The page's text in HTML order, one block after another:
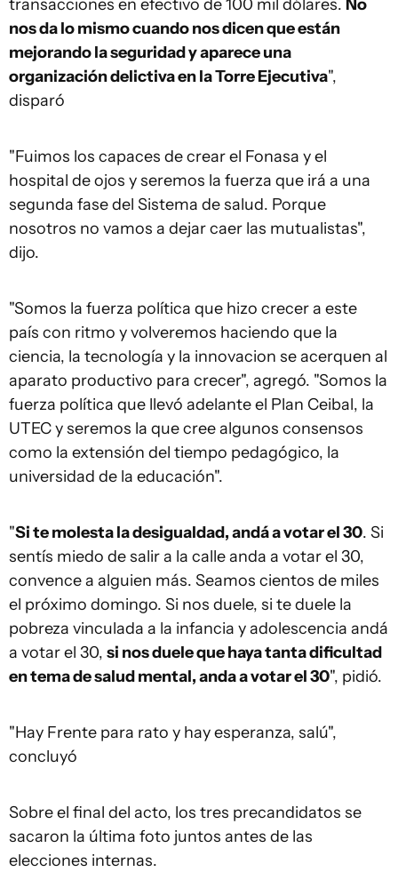
transacciones en efectivo de 100 mil dólares. No
nos da lo mismo cuando nos dicen que están
mejorando la seguridad y aparece una
organización delictiva en la Torre Ejecutiva",
disparó
"Fuimos los capaces de crear el Fonasa y el
hospital de ojos y seremos la fuerza que irá a una
segunda fase del Sistema de salud. Porque
nosotros no vamos a dejar caer las mutualistas",
dijo.
"Somos la fuerza política que hizo crecer a este
país con ritmo y volveremos haciendo que la
ciencia, la tecnología y la innovacion se acerquen al
aparato productivo para crecer", agregó. "Somos la
fuerza política que llevó adelante el Plan Ceibal, la
UTEC y seremos la que cree algunos consensos
como la extensión del tiempo pedagógico, la
universidad de la educación".
"Si te molesta la desigualdad, andá a votar el 30. Si
sentís miedo de salir a la calle anda a votar el 30,
convence a alguien más. Seamos cientos de miles
el próximo domingo. Si nos duele, si te duele la
pobreza vinculada a la infancia y adolescencia andá
a votar el 30, si nos duele que haya tanta dificultad
en tema de salud mental, anda a votar el 30", pidió.
"Hay Frente para rato y hay esperanza, salú",
concluyó
Sobre el final del acto, los tres precandidatos se
sacaron la última foto juntos antes de las
elecciones internas.